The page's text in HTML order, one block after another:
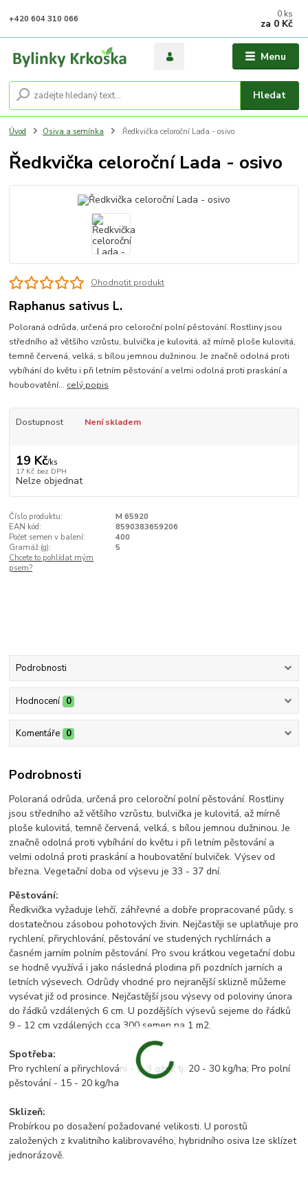
Menu
Hledat
+420 604 310 066 0 ks
za 0 Kč
Úvod Osiva a semínka Ředkvička celoroční Lada - osivo
Ředkvička celoroční Lada - osivo
Ohodnotit produkt
Raphanus sativus L.
Poloraná odrůda, určená pro celoroční polní pěstování. Rostliny jsou
středního až většího vzrůstu, bulvička je kulovitá, až mírně ploše kulovitá,
temně červená, velká, s bílou jemnou dužninou. Je značně odolná proti
vybíhání do květu i při letním pěstování a velmi odolná proti praskání a
houbovatění... celý popis
Dostupnost Není skladem
19 Kč/ks
17 Kč bez DPH
Nelze objednat
Číslo produktu:
M 65920
EAN kód:
8590383659206
Počet semen v balení:
400
Gramáž (g):
5
Chcete to pohlídat mým
psem?
Podrobnosti
Hodnocení 0
Komentáře 0
Podrobnosti
Poloraná odrůda, určená pro celoroční polní pěstování. Rostliny
jsou středního až většího vzrůstu, bulvička je kulovitá, až mírně
ploše kulovitá, temně červená, velká, s bílou jemnou dužninou. Je
značně odolná proti vybíhání do květu i při letním pěstování a
velmi odolná proti praskání a houbovatění bulviček. Výsev od
března. Vegetační doba od výsevu je 33 - 37 dní.
Pěstování:
Ředkvička vyžaduje lehčí, záhřevné a dobře propracované půdy, s
dostatečnou zásobou pohotových živin. Nejčastěji se uplatňuje pro
rychlení, přirychlování, pěstování ve studených rychlírnách a
časném jarním polním pěstování. Pro svou krátkou vegetační dobu
se hodně využívá i jako následná plodina při pozdních jarních a
letních výsevech. Odrůdy vhodné pro nejranější sklizně můžeme
vysévat již od prosince. Nejčastější jsou výsevy od poloviny února
do řádků vzdálených 6 cm. U pozdějších výsevů sejeme do řádků
9 - 12 cm vzdálených cca 300 semen na 1 m2.
Spotřeba:
Pro rychlení a přirychlování - 2-3 g/m2 tj. 20 - 30 kg/ha; Pro polní
pěstování - 15 - 20 kg/ha
Sklizeň:
Probírkou po dosažení požadované velikosti. U porostů
založených z kvalitního kalibrovavého, hybridního osiva lze sklízet
jednorázově.